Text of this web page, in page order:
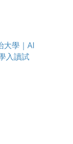
大學｜AI
入讀試